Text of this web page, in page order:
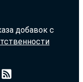
добавок с